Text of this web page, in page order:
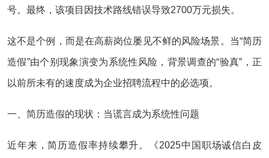
号。最终，该项目因技术路线错误导致2700万元损失。
这不是个例，而是在高薪岗位屡见不鲜的风险场景。当“简历
造假”由个别现象演变为系统性风险，背景调查的“验真”，正
以前所未有的速度成为企业招聘流程中的必选项。
一、简历造假的现状：当谎言成为系统性问题
近年来，简历造假率持续攀升。《2025中国职场诚信白皮